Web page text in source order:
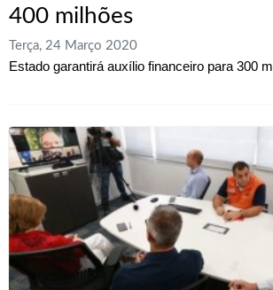
400 milhões
Terça, 24 Março 2020
Estado garantirá auxílio financeiro para 300